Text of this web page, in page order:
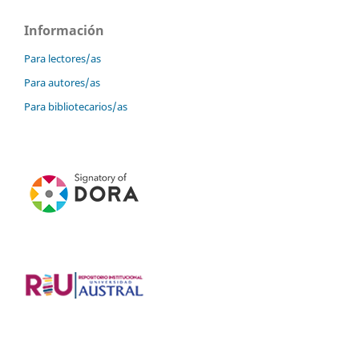
Información
Para lectores/as
Para autores/as
Para bibliotecarios/as